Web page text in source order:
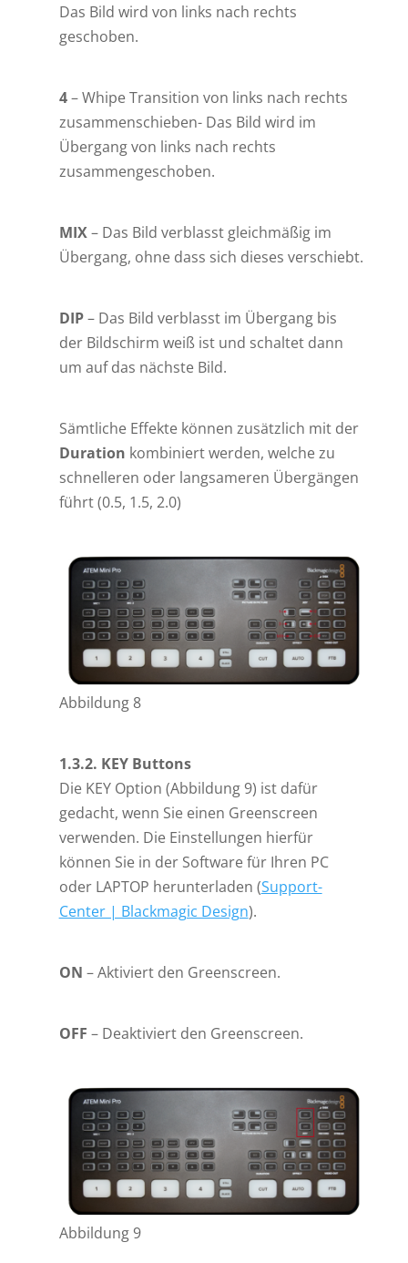
Das Bild wird von links nach rechts
geschoben.
4– Whipe Transition von links nach rechts
zusammenschieben- Das Bild wird im
Übergang von links nach rechts
zusammengeschoben.
MIX– Das Bild verblasst gleichmäßig im
Übergang, ohne dass sich dieses verschiebt.
DIP– Das Bild verblasst im Übergang bis
der Bildschirm weiß ist und schaltet dann
um auf das nächste Bild.
Sämtliche Effekte können zusätzlich mit der
Duration kombiniert werden, welche zu
schnelleren oder langsameren Übergängen
führt (0.5, 1.5, 2.0)
Abbildung 8
1.3.2. KEY Buttons
Die KEY Option (Abbildung 9) ist dafür
gedacht, wenn Sie einen Greenscreen
verwenden. Die Einstellungen hierfür
können Sie in der Software für Ihren PC
oder LAPTOP herunterladen (Support-
Center | Blackmagic Design).
ON – Aktiviert den Greenscreen.
OFF – Deaktiviert den Greenscreen.
Abbildung 9